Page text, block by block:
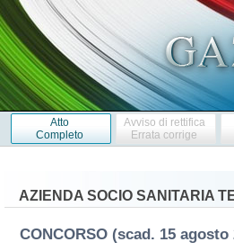
Atto
Completo
Avviso di rettifica
Errata corrige
AZIENDA SOCIO SANITARIA
CONCORSO (scad. 15 agosto